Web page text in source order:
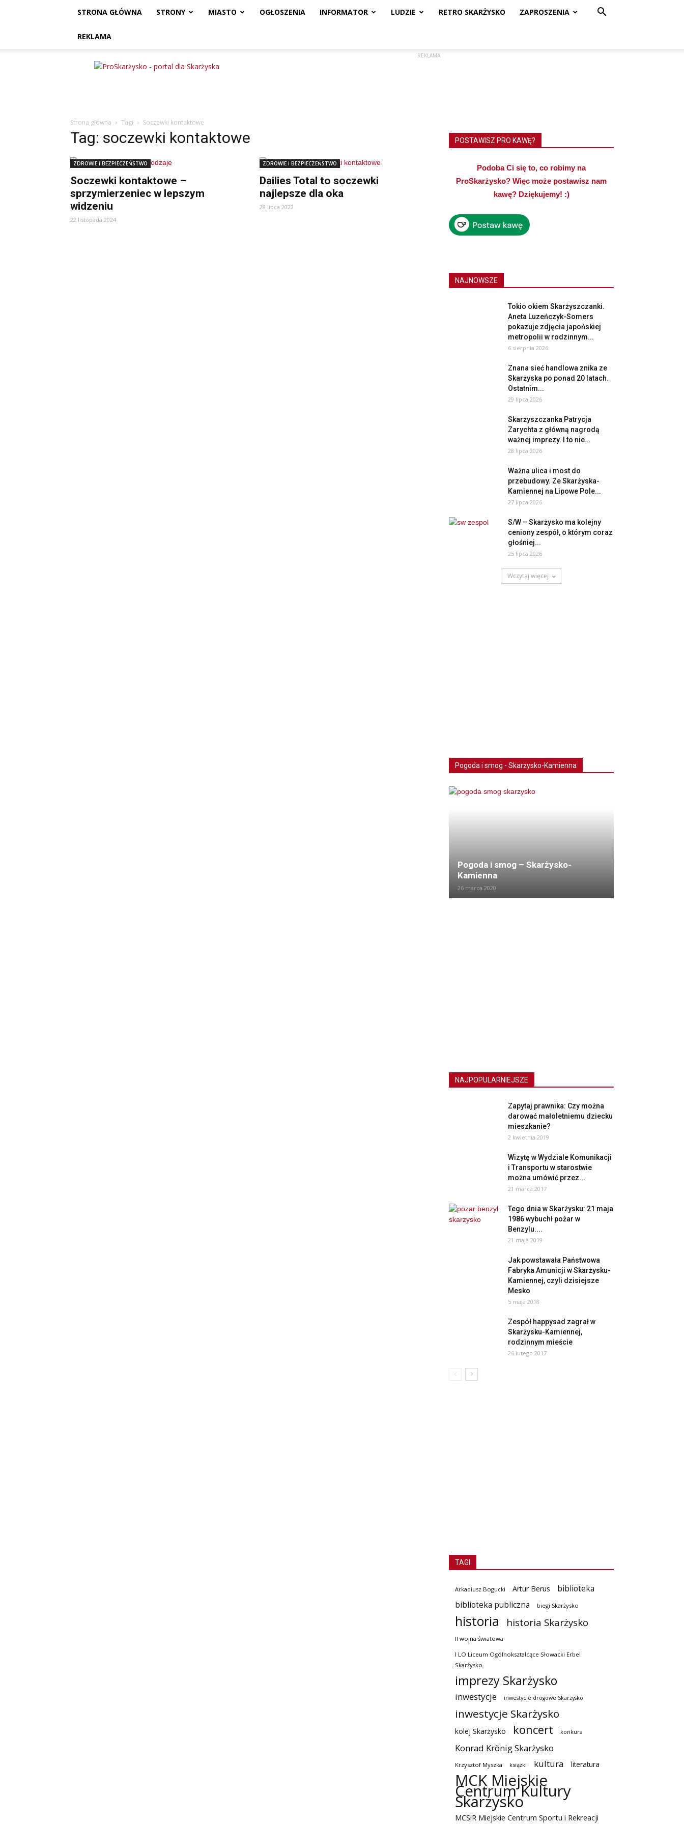
STRONA GŁÓWNA STRONY MIASTO OGŁOSZENIA INFORMATOR LUDZIE RETRO SKARŻYSKO ZAPROSZENIA
REKLAMA
ProSkarżysko
REKLAMA
Strona główna Tagi Soczewki kontaktowe
Tag: soczewki kontaktowe
ZDROWIE i BEZPIECZEŃSTWO
Soczewki kontaktowe –
sprzymierzeniec w lepszym
widzeniu
22 listopada 2024
ZDROWIE i BEZPIECZEŃSTWO
Dailies Total to soczewki
najlepsze dla oka
28 lipca 2022
POSTAWISZ PRO KAWĘ?
Podoba Ci się to, co robimy na
ProSkarżysko? Więc może postawisz nam
kawę? Dziękujemy! :)
NAJNOWSZE
Tokio okiem Skarżyszczanki.
Aneta Luzeńczyk-Somers
pokazuje zdjęcia japońskiej
metropolii w rodzinnym...
6 sierpnia 2026
Znana sieć handlowa znika ze
Skarżyska po ponad 20 latach.
Ostatnim...
29 lipca 2026
Skarżyszczanka Patrycja
Zarychta z główną nagrodą
ważnej imprezy. I to nie...
28 lipca 2026
Ważna ulica i most do
przebudowy. Ze Skarżyska-
Kamiennej na Lipowe Pole...
27 lipca 2026
S/W – Skarżysko ma kolejny
ceniony zespół, o którym coraz
głośniej...
25 lipca 2026
Wczytaj więcej
Pogoda i smog - Skarżysko-Kamienna
Pogoda i smog – Skarżysko-
Kamienna
26 marca 2020
NAJPOPULARNIEJSZE
Zapytaj prawnika: Czy można
darować małoletniemu dziecku
mieszkanie?
2 kwietnia 2019
Wizytę w Wydziale Komunikacji
i Transportu w starostwie
można umówić przez...
21 marca 2017
Tego dnia w Skarżysku: 21 maja
1986 wybuchł pożar w
Benzylu....
21 maja 2019
Jak powstawała Państwowa
Fabryka Amunicji w Skarżysku-
Kamiennej, czyli dzisiejsze
Mesko
5 maja 2018
Zespół happysad zagrał w
Skarżysku-Kamiennej,
rodzinnym mieście
26 lutego 2017
TAGI
Arkadiusz Bogucki Artur Berus
biblioteka
biblioteka publiczna
biegi Skarżysko
historia historia Skarżysko
II wojna światowa
I LO Liceum Ogólnokształcące Słowacki Erbel
Skarżysko
imprezy Skarżysko
inwestycje inwestycje drogowe Skarżysko
inwestycje Skarżysko
kolej Skarżysko koncert konkurs
Konrad Krönig Skarżysko
Krzysztof Myszka książki kultura literatura
MCK Miejskie
Centrum Kultury
Skarżysko
MCSiR Miejskie Centrum Sportu i Rekreacji